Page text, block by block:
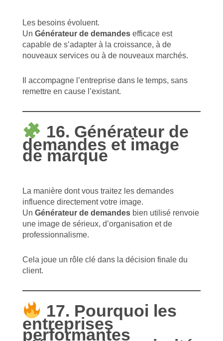
Les besoins évoluent.
Un Générateur de demandes efficace est
capable de s’adapter à la croissance, à de
nouveaux services ou à de nouveaux marchés.
Il accompagne l’entreprise dans le temps, sans
remettre en cause l’existant.
16. Générateur de
demandes et image
de marque
La manière dont vous traitez les demandes
influence directement votre image.
Un Générateur de demandes bien utilisé renvoie
une image de sérieux, d’organisation et de
professionnalisme.
Cela joue un rôle clé dans la décision finale du
client.
17. Pourquoi les
entreprises
performantes